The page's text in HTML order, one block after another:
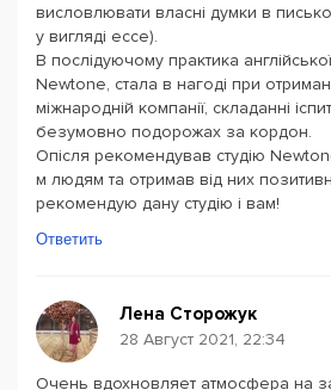
висловлювати власні думки в
у вигляді ессе).
В послідуючому практика
Newtone, стала в нагоді при
міжнародній компанії, складанні
безумовно подорожах за кордон.
Опісля рекомендував студію
м людям та отримав від них
рекомендую дану студію і вам!
Ответить
Лена Сторожук
28 Август 2021, 22:34
Очень вдохновляет атмосфера на